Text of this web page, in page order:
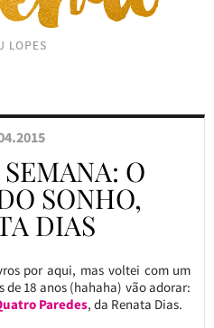
O
SONHO,
DIAS
por aqui, mas voltei com um
18 anos (hahaha) vão adorar:
Paredes, da Renata Dias.